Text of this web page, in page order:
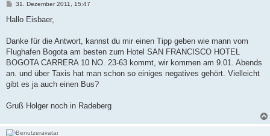
B
i
a
31. Dezember 2011, 15:47
Hallo Eisbaer,
Danke für die Antwort, kannst du mir einen Tipp geben wie mann vom
Flughafen Bogota am besten zum Hotel SAN FRANCISCO HOTEL
BOGOTA CARRERA 10 NO. 23-63 kommt, wir kommen am 9.01. Abends
an. und über Taxis hat man schon so einiges negatives gehört. Vielleicht
gibt es ja auch einen Bus?
Gruß Holger noch in Radeberg